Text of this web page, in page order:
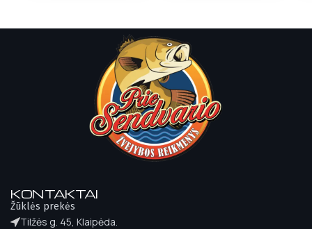
KONTAKTAI
Žūklės prekės
Tilžės g. 45, Klaipėda.